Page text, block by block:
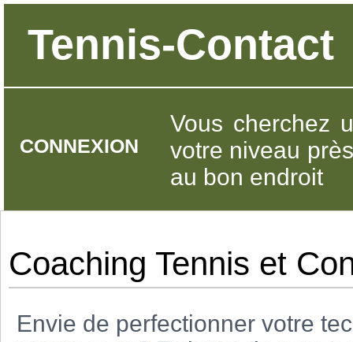
Tennis-Contact
Vous cherchez
votre niveau
au bon endroit
CONNEXION
Coaching Tennis et
Envie de perfectionner votre